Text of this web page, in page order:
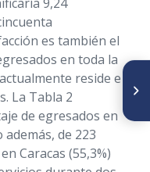
es también el
en toda la
reside el
La Tabla 2
de egresados en
de 223
Caracas (55,3%)
SIGUIENTE ARTÍCULO
Benigno Hernández, el
hermano ignorado